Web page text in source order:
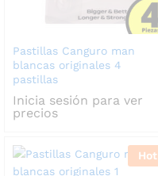
Pastillas Canguro man
blancas originales 4
pastillas
Inicia sesión para ver
precios
Hot